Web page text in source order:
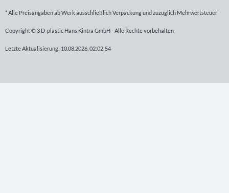
* Alle Preisangaben ab Werk ausschließlich Verpackung und zuzüglich Mehrwertsteuer
Copyright © 3 D-plastic Hans Kintra GmbH - Alle Rechte vorbehalten
Letzte Aktualisierung: 10.08.2026, 02:02:54